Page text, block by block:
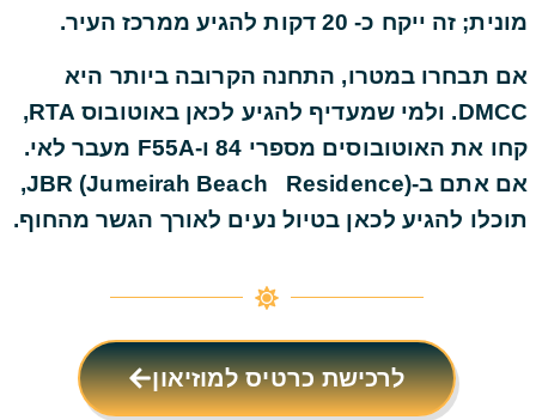
מונית; זה ייקח כ- 20 דקות להגיע ממרכז העיר.
אם תבחרו במטרו, התחנה הקרובה ביותר היא
DMCC. ולמי שמעדיף להגיע לכאן באוטובוס RTA,
קחו את האוטובוסים מספרי 84 ו-F55A מעבר לאי.
אם אתם ב-JBR (Jumeirah Beach Residence),
תוכלו להגיע לכאן בטיול נעים לאורך הגשר מהחוף.
לרכישת כרטיס למוזיאון